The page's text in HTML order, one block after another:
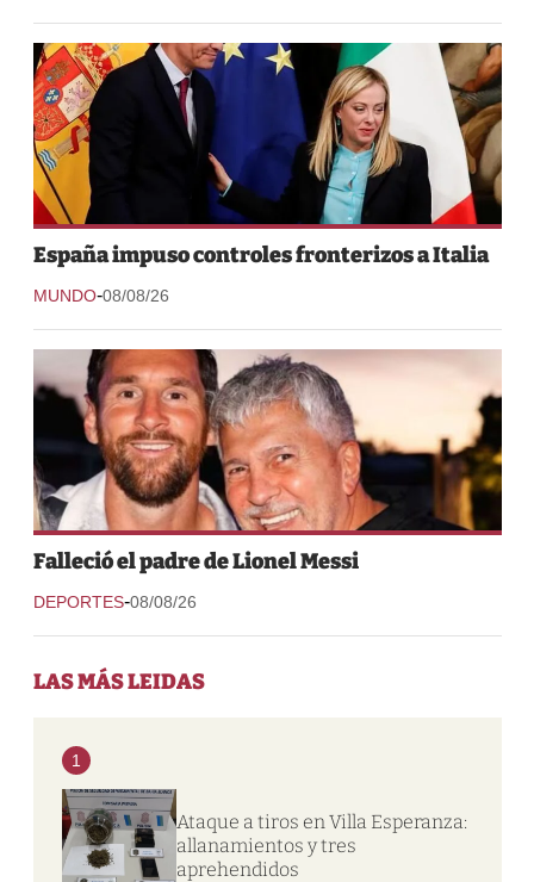
España impuso controles fronterizos a Italia
MUNDO-08/08/26
Falleció el padre de Lionel Messi
DEPORTES-08/08/26
LAS MÁS LEIDAS
1
Ataque a tiros en Villa Esperanza:
allanamientos y tres
aprehendidos